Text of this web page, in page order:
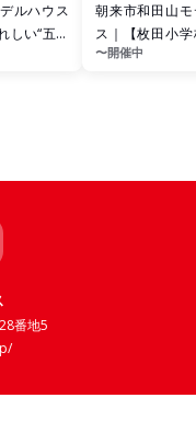
ルハウス
しい“五荘
す 機能美
朝来市和田山
ス｜【枚田小
毎日を愉しむ
〜開催中
番地5